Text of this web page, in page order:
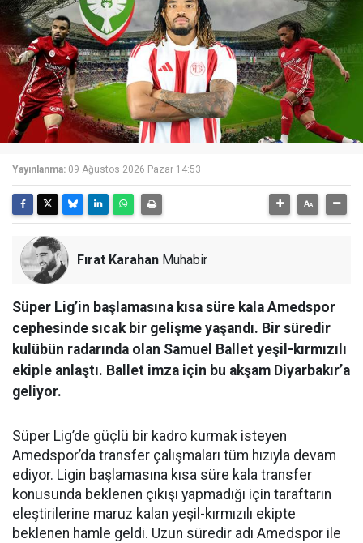
Yayınlanma: 09 Ağustos 2026 Pazar 14:53
Fırat Karahan Muhabir
Süper Lig’in başlamasına kısa süre kala Amedspor
cephesinde sıcak bir gelişme yaşandı. Bir süredir
kulübün radarında olan Samuel Ballet yeşil-kırmızılı
ekiple anlaştı. Ballet imza için bu akşam Diyarbakır’a
geliyor.
Süper Lig’de güçlü bir kadro kurmak isteyen
Amedspor’da transfer çalışmaları tüm hızıyla devam
ediyor. Ligin başlamasına kısa süre kala transfer
konusunda beklenen çıkışı yapmadığı için taraftarın
eleştirilerine maruz kalan yeşil-kırmızılı ekipte
beklenen hamle geldi. Uzun süredir adı Amedspor ile